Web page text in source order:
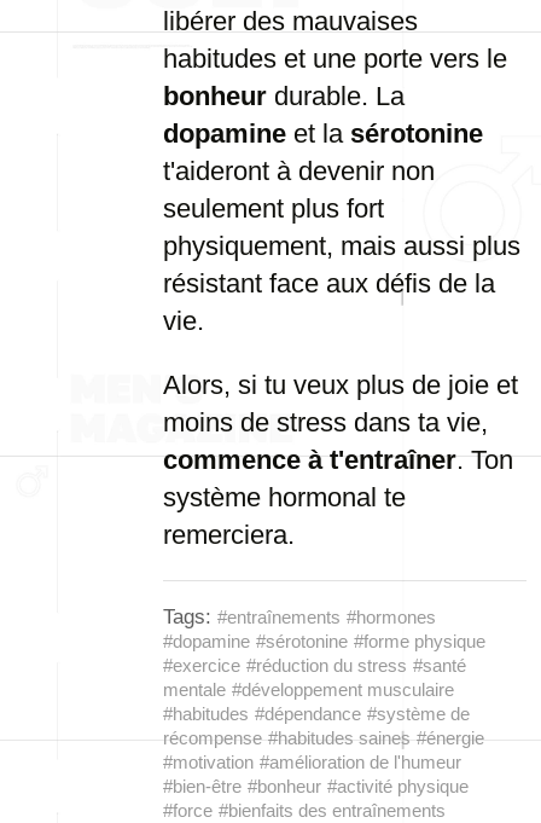
libérer des mauvaises
habitudes et une porte vers le
bonheur durable. La
dopamine et la sérotonine
t'aideront à devenir non
seulement plus fort
physiquement, mais aussi plus
résistant face aux défis de la
vie.
Alors, si tu veux plus de joie et
moins de stress dans ta vie,
commenceàt'entraîner.Ton
système hormonal te
remerciera.
Tags: #entraînements #hormones
#dopamine #sérotonine #forme physique
#exercice #réduction du stress #santé
mentale #développement musculaire
#habitudes #dépendance #système de
récompense #habitudes saines #énergie
#motivation #amélioration de l'humeur
#bien-être #bonheur #activité physique
#force #bienfaits des entraînements